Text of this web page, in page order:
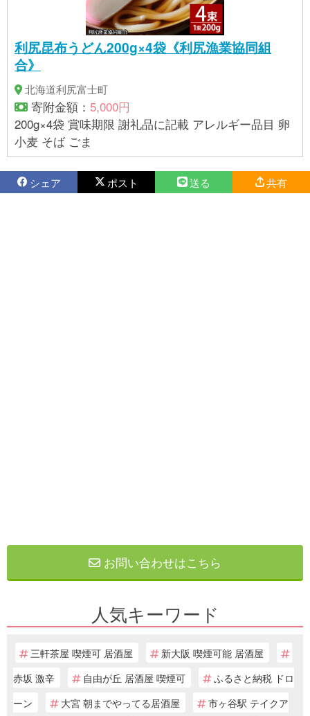
利尻昆布うどん200g×4袋《利尻漁業協同組
合》
北海道利尻富士町
寄附金額： 5,000円
200g×4袋 賞味期限 謝礼品に記載 アレルギー品目 卵
小麦 そば ごま
シェア ポスト 送る 共有
お問い合わせはこちら
人気キーワード
三軒茶屋 喫煙可 居酒屋
新大阪 喫煙可能 居酒屋
赤坂 激辛
自由が丘 居酒屋 喫煙可
ふるさと納税 ドロ
ーン
大宮 朝までやってる居酒屋
市ヶ谷駅 テイクア